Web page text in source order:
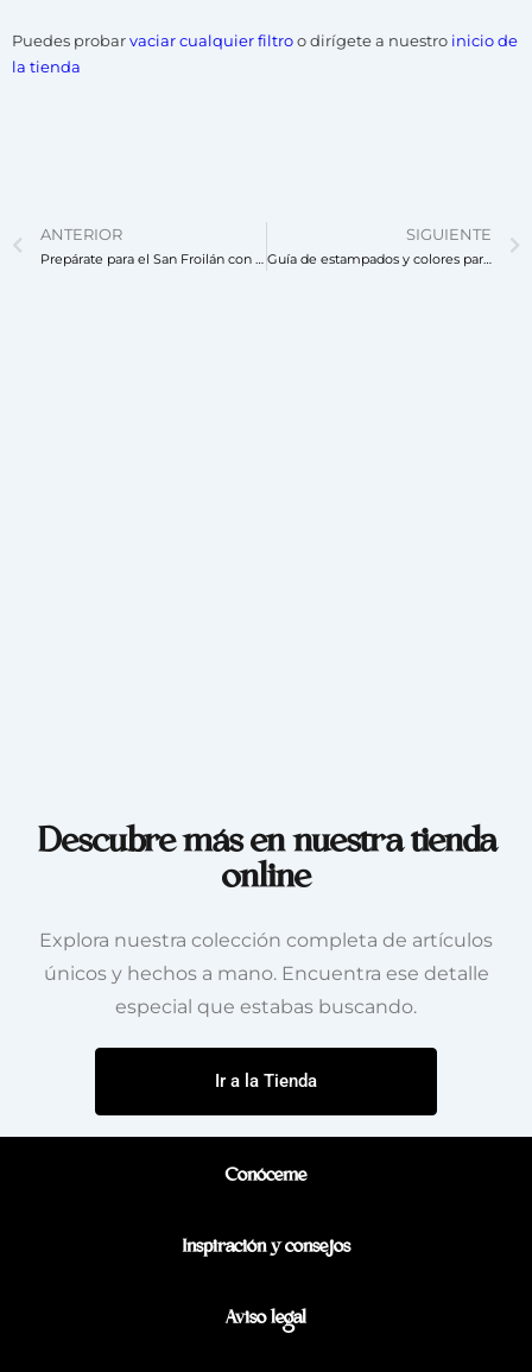
Puedes probarvaciar cualquier filtroo dirígete a nuestro inicio de
la tienda
ANTERIOR
Prepárate para el San Froilán con accesorios de inspiración Gallega
SIGUIENTE
Guía de estampados y colores para el otoño
Descubre más en nuestra tienda
online
Explora nuestra colección completa de artículos
únicos y hechos a mano. Encuentra ese detalle
especial que estabas buscando.
Ir a la Tienda
Conóceme
Inspiración y consejos
Aviso legal